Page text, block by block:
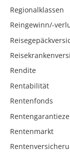
Regionalklassen
Reingewinn/-
Rendite
Rentabilität
Rentenfonds
Rentenmarkt